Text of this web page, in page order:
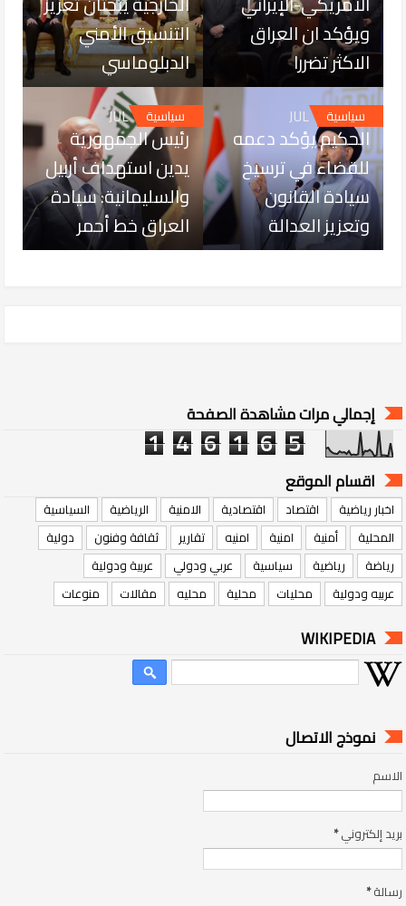
ويؤكد ان العراق
الاكثر تضررا
التنسيق الأمني
الدبلوماسي
سياسية
JUL 18, 2026
الحكيم يؤكد دعمه
للقضاء في ترسيخ
سيادة القانون
وتعزيز العدالة
سياسية
JUL 18, 2026
رئيس الجمهورية
يدين استهداف أربيل
والسليمانية: سيادة
العراق خط أحمر
إجمالي مرات مشاهدة الصفحة
1 4 6 1 6 5
اقسام الموقع
اخبار رياضية اقتصاد اقتصادية الامنية الرياضية
السياسية
المحلية
أمنية امنية امنيه تقارير ثقافة وفنون
دولية
رياضة
رياضية سياسية عربي ودولي
عربية ودولية
عربيه ودولية
محليات محلية محليه مقالات منوعات
WIKIPEDIA
نموذج الاتصال
الاسم
بريد إلكتروني*
رسالة*